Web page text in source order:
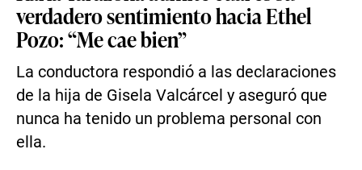
verdadero sentimiento hacia Ethel
Pozo: “Me cae bien”
La conductora respondió a las declaraciones
de la hija de Gisela Valcárcel y aseguró que
nunca ha tenido un problema personal con
ella.